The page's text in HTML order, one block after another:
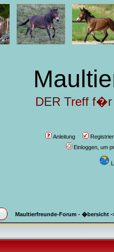
DER Treff f�r
Anleitung
Einloggen, um
Maultierfreunde-Forum - �bersicht -